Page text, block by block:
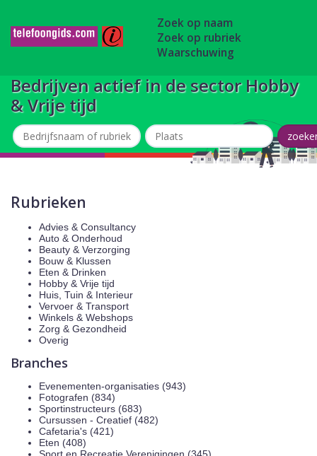
Zoek op naam
Zoek op rubriek
Waarschuwing
Bedrijven actief in de sector Hobby
& Vrije tijd
Rubrieken
Advies & Consultancy
Auto & Onderhoud
Beauty & Verzorging
Bouw & Klussen
Eten & Drinken
Hobby & Vrije tijd
Huis, Tuin & Interieur
Vervoer & Transport
Winkels & Webshops
Zorg & Gezondheid
Overig
Branches
Evenementen-organisaties (943)
Fotografen (834)
Sportinstructeurs (683)
Cursussen - Creatief (482)
Cafetaria's (421)
Eten (408)